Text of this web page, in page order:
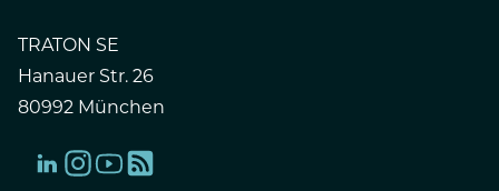
TRATON SE
Hanauer Str. 26
80992 München